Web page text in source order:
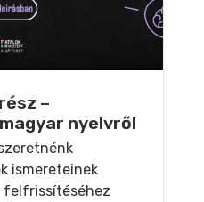
–
nyelvről
ismereteinek
felfrissítéséhez